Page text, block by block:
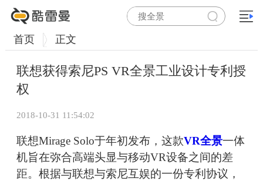
首页 正文
联想获得索尼PS VR全景工业设计专利授
权
2018-10-31 11:54:02
联想Mirage Solo于年初发布，这款VR全景一体
机旨在弥合高端头显与移动VR设备之间的差
距。根据与联想与索尼互娱的一份专利协议，